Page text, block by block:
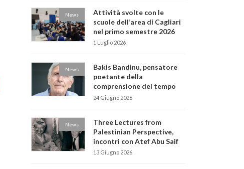
News
Attività svolte con le
scuole dell’area di Cagliari
nel primo semestre 2026
1 Luglio 2026
News
Bakis Bandinu, pensatore
poetante della
comprensione del tempo
24 Giugno 2026
News
Three Lectures from
Palestinian Perspective,
incontri con Atef Abu Saif
13 Giugno 2026